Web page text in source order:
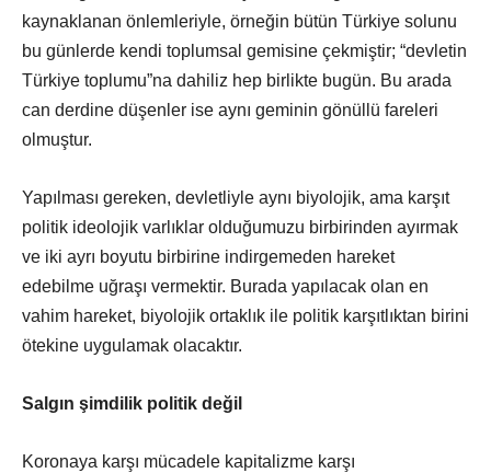
kaynaklanan önlemleriyle, örneğin bütün Türkiye solunu
bu günlerde kendi toplumsal gemisine çekmiştir; “devletin
Türkiye toplumu”na dahiliz hep birlikte bugün. Bu arada
can derdine düşenler ise aynı geminin gönüllü fareleri
olmuştur.
Yapılması gereken, devletliyle aynı biyolojik, ama karşıt
politik ideolojik varlıklar olduğumuzu birbirinden ayırmak
ve iki ayrı boyutu birbirine indirgemeden hareket
edebilme uğraşı vermektir. Burada yapılacak olan en
vahim hareket, biyolojik ortaklık ile politik karşıtlıktan birini
ötekine uygulamak olacaktır.
Salgın şimdilik politik değil
Koronaya karşı mücadele kapitalizme karşı